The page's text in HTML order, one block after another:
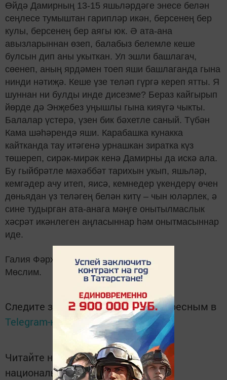
Өйдә Дамирның 13-15 яшьләрдәге энесе белән
сеңлесе тумыштан гарипләр икән, берсенең бер
кулы, берсенең бер аягы юк. Ә ата-ана
авызларыннан өзеп, балабыз белемле кеше
булсын дип аны укыткан. Ул эшли башлагач,
сөенеп, аның ярдәмен тоеп яши башлаганда гына
нинди нәтиҗә. Кеше үзе теләп гүргә кереп ятты. Я
шуннан ни булды инде дисезме? Бераз кайгырып
йөрде дә Энҗебез уңышлы гына кияүгә чыкты.
Балалар үстерә, үзен бик бәхетле саный. Түбән
Кама шәһәрендә яши. Карабашка кунакка
кайтканда тау итәгенә урнашкан зиратка күз
төшереп, сирәк-мирәк кенә Дамирны да искә ала.
Бу гыйбрәтле мәхәббәт тарихын укып, яшьләр,
кемгәдер ачу итеп, яисә, кемнедер үкендерү өчен
дөньядан үз теләгең белән китү – чын юләрлек, ә
сине тудырган ата-анага мәңге онытылмаслык
хәсрәт икәнлеген аңласыннар һәм онытмасыннар
иде.
Галия Фәрхетдинова.
Мөслим.
Следите за самым важным и интересным в
Telegram-канале
Татмедиа
Читайте новости Татарстана в
национальном мессенджере MАХ: